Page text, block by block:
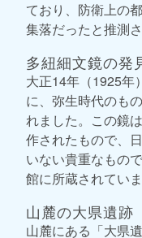
ており、防衛上の
集落だったと推測
多紐細文鏡の発
大正14年（1925年
に、弥生時代のも
れました。この鏡
作されたもので、
いない貴重なもの
館に所蔵されていま
山麓の大県遺跡
山麓にある「大県